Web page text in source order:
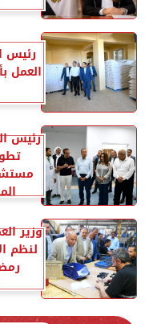
رئيس
العمل
رئيس
وزير
لنظم